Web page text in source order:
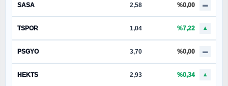
SASA 2,58 %0,00 ▬
TSPOR 1,04 %7,22 ▲
PSGYO 3,70 %0,00 ▬
HEKTS 2,93 %0,34 ▲